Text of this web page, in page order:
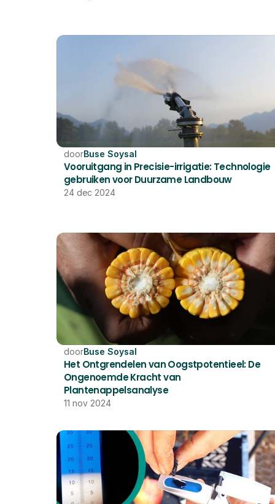
doorBuse Soysal
Vooruitgang in Precisie-irrigatie: Technologie
gebruiken voor Duurzame Landbouw
24 dec 2024
doorBuse Soysal
Het Ontgrendelen van Oogstpotentieel: De
Ongenoemde Kracht van
Plantenappelsanalyse
11 nov 2024